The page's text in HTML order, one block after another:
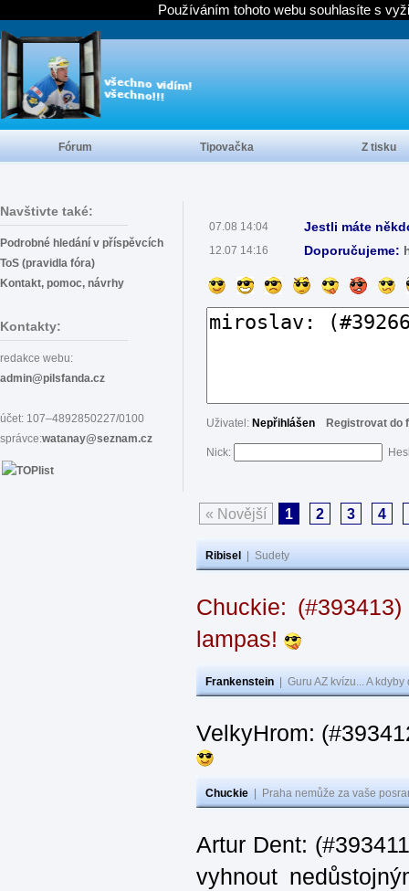
Navštivte také:
Podrobné hledání v příspěvcích
ToS (pravidla fóra)
Kontakt, pomoc, návrhy
Kontakty:
redakce webu:
admin@pilsfanda.cz
účet: 107–4892850227/0100
správce:watanay@seznam.cz
07.08 14:04 Jestli máte
12.07 14:16 Doporučujeme:
Uživatel: Nepřihlášen Registrovat do
Nick:
« Novější 1 2 3 4
Ribisel Sudety
Chuckie:
lampas!
Frankenstein Guru AZ kvízu... A
VelkyHrom:
Chuckie Praha nemůže za vaše
Artur Dent:
vyhnout
Fórum Tipovačka Z tisku
Používáním tohoto webu souhlasíte s